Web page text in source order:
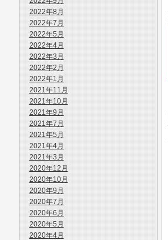
2022年8月
2022年7月
2022年5月
2022年4月
2022年3月
2022年2月
2022年1月
2021年11月
2021年10月
2021年9月
2021年7月
2021年5月
2021年4月
2021年3月
2020年12月
2020年10月
2020年9月
2020年7月
2020年6月
2020年5月
2020年4月